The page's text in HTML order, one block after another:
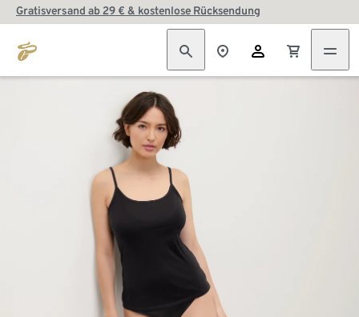
Gratisversand ab 29 € & kostenlose Rücksendung